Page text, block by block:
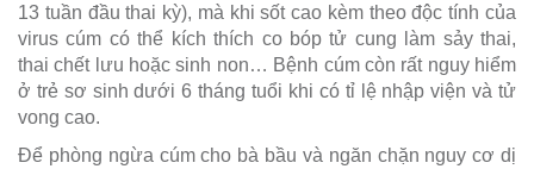
13 tuần đầu thai kỳ), mà khi sốt cao kèm theo độc tính của
virus cúm có thể kích thích co bóp tử cung làm sảy thai,
thai chết lưu hoặc sinh non… Bệnh cúm còn rất nguy hiểm
ở trẻ sơ sinh dưới 6 tháng tuổi khi có tỉ lệ nhập viện và tử
vong cao.
Để phòng ngừa cúm cho bà bầu và ngăn chặn nguy cơ dị